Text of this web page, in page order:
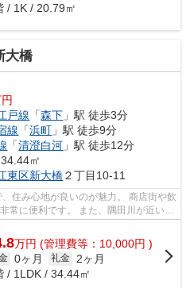
/ 1K / 20.79㎡
大橋
戸線 「森下 」駅 徒歩3分
線 「浜町 」駅 徒歩9分
「清澄白河 」駅 徒歩12分
㎡
東区新大橋２丁目10-11
また、隅田川が近いの
万円 (管理費等：10,000円 )
0ヶ月 礼金
2ヶ月
/ 1LDK / 34.44㎡